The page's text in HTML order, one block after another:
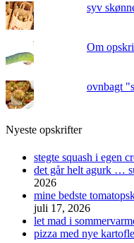
syv
Om
ovnbagt
Nyeste opskrifter
stegte squash i egen
det går helt agurk …
2026
mine bedste
juli 17, 2026
let mad i
pizza med nye